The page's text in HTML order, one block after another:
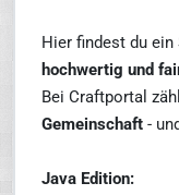
Hier findest du ein
hochwertig und
Bei Craftportal
Gemeinschaft -
Java Edition: